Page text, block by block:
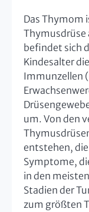
Das Thymom
Thymusdrüse
befindet sich
Kindesalter
Immunzellen
um. Von den
entstehen, die
Symptome,
in den
Stadien der
zum größten